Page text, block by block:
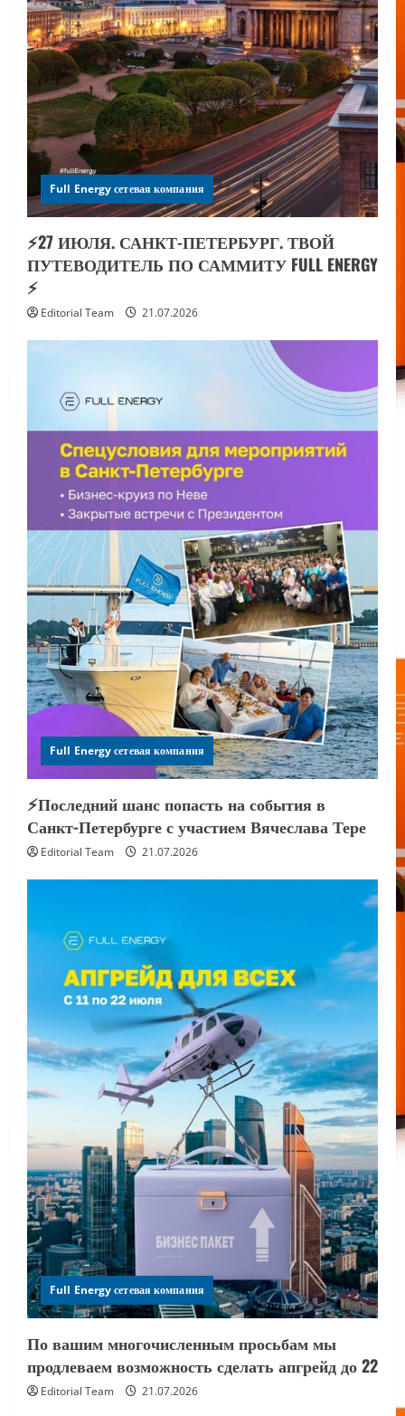
Full Energy сетевая компания
⚡️27 ИЮЛЯ. САНКТ-ПЕТЕРБУРГ. ТВОЙ
ПУТЕВОДИТЕЛЬ ПО САММИТУ FULL ENERGY
⚡️
Editorial Team 21.07.2026
Full Energy сетевая компания
⚡️Последний шанс попасть на события в
Санкт-Петербурге с участием Вячеслава Тере
Editorial Team 21.07.2026
Full Energy сетевая компания
По вашим многочисленным просьбам мы
продлеваем возможность сделать апгрейд до 22
Editorial Team 21.07.2026